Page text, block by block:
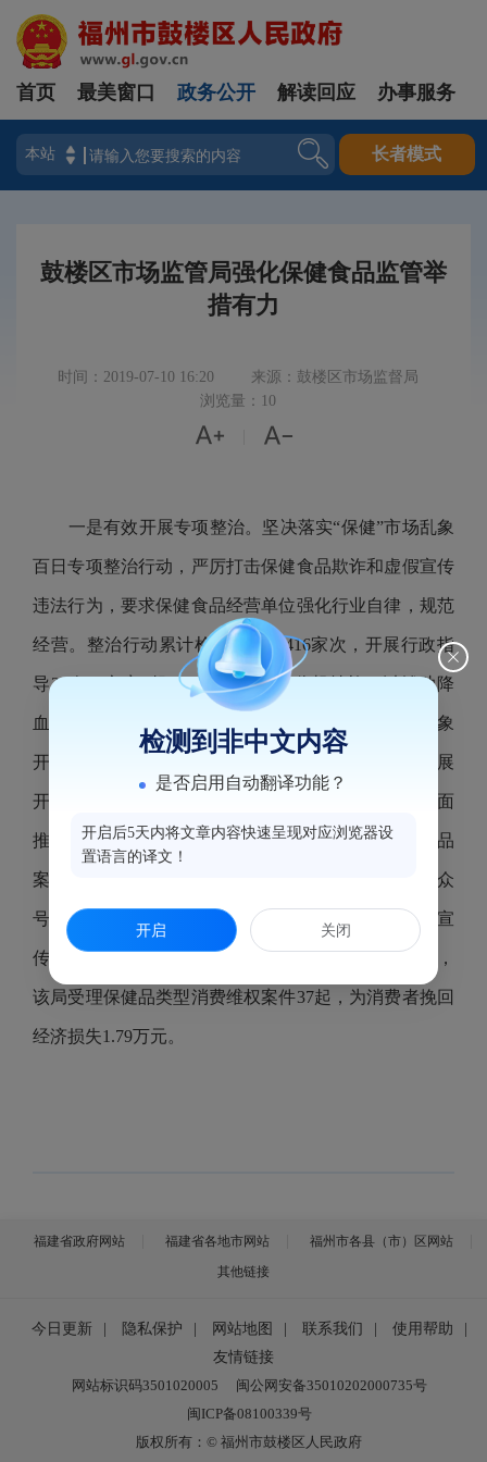
登录
首页 最美窗口 政务公开 解读回应 办事服务
长者模式
鼓楼区市场监管局强化保健食品监管举
措有力
时间：2019-07-10 16:20
来源：鼓楼区市场监督局
浏览量：10
 
一是有效开展专项整治。坚决落实“保健”市场乱象
百日专项整治行动，严厉打击保健食品欺诈和虚假宣传
违法行为，要求保健食品经营单位强化行业自律，规范
经营。整治行动累计检查经营户416家次，开展行政指
导28 起。二是严格执行监督抽检。以辅助降
血糖类、增强免疫力类产品等功能类别产品为重点对象
开展监督抽检，严格按照抽检告知、签字确认等程序展
开抽检任务，累计抽取保健食品样品 批次。三是全面
推进宣传警示。联合社区开展宣传活动，张贴保健食品
案例分析宣传海报 余张；运用政务公开、微信公众
号平台发布保健品消费警示；大力开展食品安全宣
传“五进”活动，提升消费者识假辨假意识。今年以来，
该局受理保健品类型消费维权案件37起，为消费者挽回
经济损失1.79万元。
福建省政府网站 福建省各地市网站
福州市各县（市）区网站
其他链接
今日更新 隐私保护 网站地图 联系我们 使用帮助
友情链接
网站标识码3501020005
闽公网安备35010202000735号
闽ICP备08100339号
版权所有：© 福州市鼓楼区人民政府
检测到非中文内容
是否启用自动翻译功能？
开启后5天内将文章内容快速呈现对应浏览器设
置语言的译文！
开启 关闭